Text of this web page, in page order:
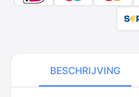
BESCHRIJVING